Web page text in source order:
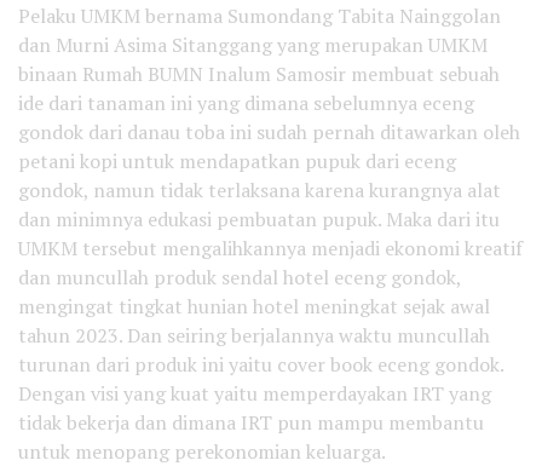
Pelaku UMKM bernama Sumondang Tabita Nainggolan
dan Murni Asima Sitanggang yang merupakan UMKM
binaan Rumah BUMN Inalum Samosir membuat sebuah
ide dari tanaman ini yang dimana sebelumnya eceng
gondok dari danau toba ini sudah pernah ditawarkan oleh
petani kopi untuk mendapatkan pupuk dari eceng
gondok, namun tidak terlaksana karena kurangnya alat
dan minimnya edukasi pembuatan pupuk. Maka dari itu
UMKM tersebut mengalihkannya menjadi ekonomi kreatif
dan muncullah produk sendal hotel eceng gondok,
mengingat tingkat hunian hotel meningkat sejak awal
tahun 2023. Dan seiring berjalannya waktu muncullah
turunan dari produk ini yaitu cover book eceng gondok.
Dengan visi yang kuat yaitu memperdayakan IRT yang
tidak bekerja dan dimana IRT pun mampu membantu
untuk menopang perekonomian keluarga.